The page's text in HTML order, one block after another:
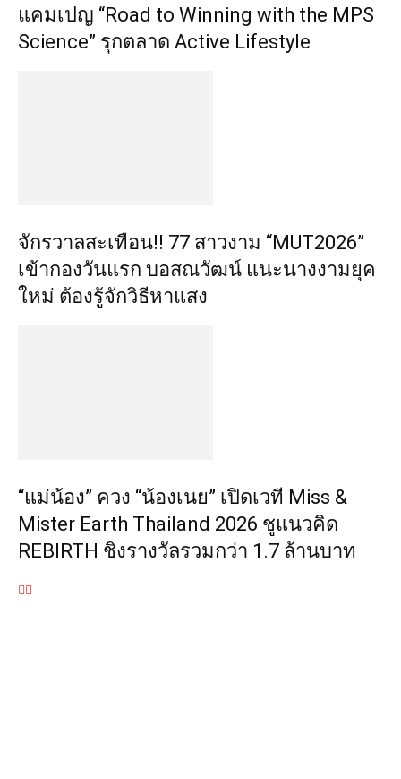
แคมเปญ “Road to Winning with the MPS
Science” รุกตลาด Active Lifestyle
จักรวาลสะเทือน!! 77 สาวงาม “MUT2026”
เข้ากองวันแรก บอสณวัฒน์ แนะนางงามยุค
ใหม่ ต้องรู้จักวิธีหาแสง
“แม่น้อง” ควง “น้องเนย” เปิดเวที Miss &
Mister Earth Thailand 2026 ชูแนวคิด
REBIRTH ชิงรางวัลรวมกว่า 1.7 ล้านบาท